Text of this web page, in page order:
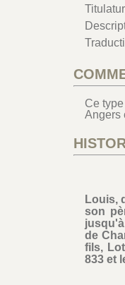
Ce
Angers
Louis,
son
de
fils,
833 et